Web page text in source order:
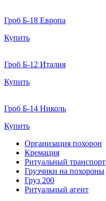
Гроб Б-18 Европа
Купить
Гроб Б-12 Италия
Купить
Гроб Б-14 Николь
Купить
Организация похорон
Кремация
Ритуальный транспорт
Грузчики на похороны
Груз 200
Ритуальный агент